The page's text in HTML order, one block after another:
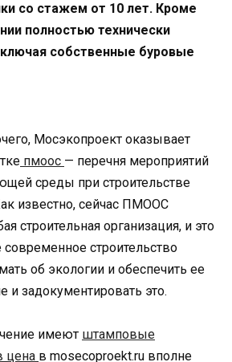
со стажем от 10 лет. Кроме
полностью технически
собственные буровые
Мосэкопроект оказывает
пмоос — перечня мероприятий
среды при строительстве
известно, сейчас ПМООС
строительная организация, и это
строительство
об экологии и обеспечить ее
и задокументировать это.
имеют штамповые
цена в mosecoproekt.ru вполне